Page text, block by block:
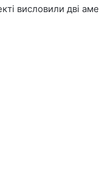
висловили дві